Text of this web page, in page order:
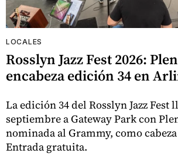
LOCALES
Rosslyn Jazz Fest 2026:
encabeza edición 34 en
La edición 34 del Rosslyn Jazz Fest
septiembre a Gateway Park con
nominada al Grammy, como
Entrada gratuita.